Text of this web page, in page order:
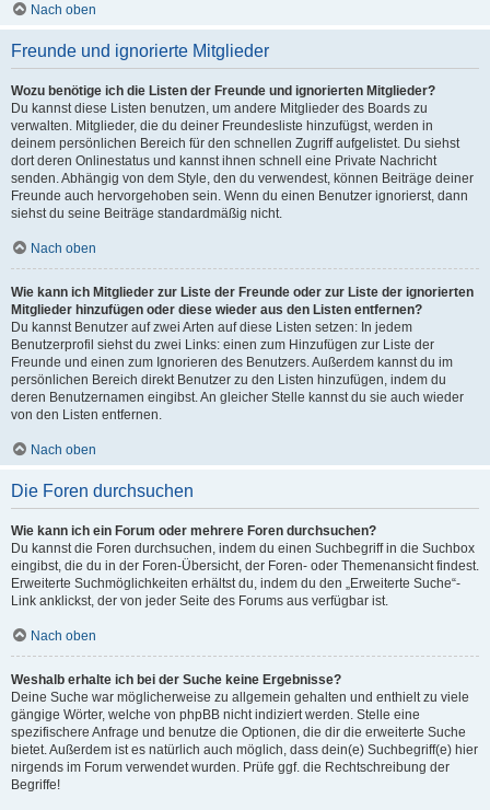
Nach oben
Freunde und ignorierte Mitglieder
Wozu benötige ich die Listen der Freunde und ignorierten Mitglieder?
Du kannst diese Listen benutzen, um andere Mitglieder des Boards zu
verwalten. Mitglieder, die du deiner Freundesliste hinzufügst, werden in
deinem persönlichen Bereich für den schnellen Zugriff aufgelistet. Du siehst
dort deren Onlinestatus und kannst ihnen schnell eine Private Nachricht
senden. Abhängig von dem Style, den du verwendest, können Beiträge deiner
Freunde auch hervorgehoben sein. Wenn du einen Benutzer ignorierst, dann
siehst du seine Beiträge standardmäßig nicht.
Nach oben
Wie kann ich Mitglieder zur Liste der Freunde oder zur Liste der ignorierten
Mitglieder hinzufügen oder diese wieder aus den Listen entfernen?
Du kannst Benutzer auf zwei Arten auf diese Listen setzen: In jedem
Benutzerprofil siehst du zwei Links: einen zum Hinzufügen zur Liste der
Freunde und einen zum Ignorieren des Benutzers. Außerdem kannst du im
persönlichen Bereich direkt Benutzer zu den Listen hinzufügen, indem du
deren Benutzernamen eingibst. An gleicher Stelle kannst du sie auch wieder
von den Listen entfernen.
Nach oben
Die Foren durchsuchen
Wie kann ich ein Forum oder mehrere Foren durchsuchen?
Du kannst die Foren durchsuchen, indem du einen Suchbegriff in die Suchbox
eingibst, die du in der Foren-Übersicht, der Foren- oder Themenansicht findest.
Erweiterte Suchmöglichkeiten erhältst du, indem du den „Erweiterte Suche“-
Link anklickst, der von jeder Seite des Forums aus verfügbar ist.
Nach oben
Weshalb erhalte ich bei der Suche keine Ergebnisse?
Deine Suche war möglicherweise zu allgemein gehalten und enthielt zu viele
gängige Wörter, welche von phpBB nicht indiziert werden. Stelle eine
spezifischere Anfrage und benutze die Optionen, die dir die erweiterte Suche
bietet. Außerdem ist es natürlich auch möglich, dass dein(e) Suchbegriff(e) hier
nirgends im Forum verwendet wurden. Prüfe ggf. die Rechtschreibung der
Begriffe!